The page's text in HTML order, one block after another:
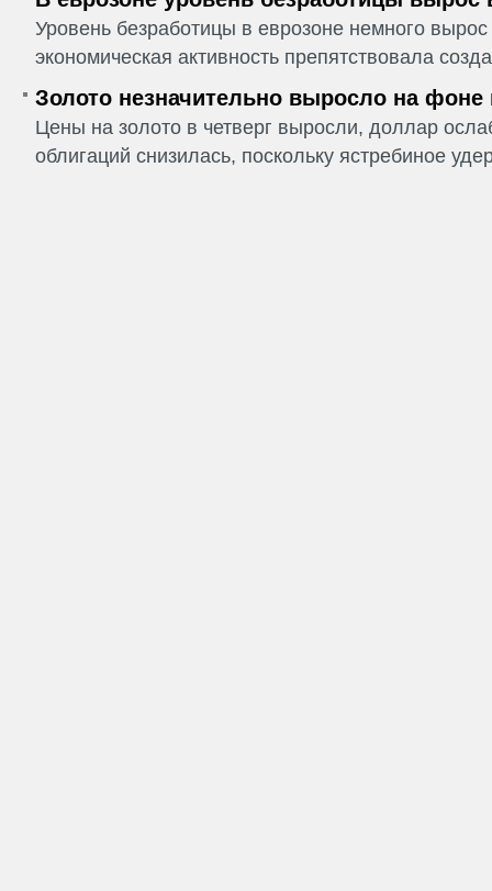
Уровень безработицы в еврозоне немного
экономическая активность препятствовала
Золото незначительно выросло на фоне
Цены на золото в четверг выросли, доллар
облигаций снизилась, поскольку ястребиное